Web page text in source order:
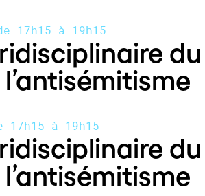
17h15 à 19h15
du
à 19h15
du